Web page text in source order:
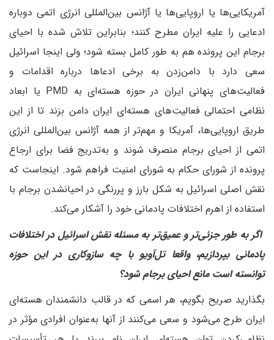
آمریکایی‌ها یا اروپایی‌ها یا آژانس بین‌المللی انرژی اتمی دوباره
ادعایی را علیه ایران مطرح کنند؛ بنابراین تلاش شده با احیای
برجام این پرونده هم به طور کامل بسته شود؛ ولی اینجا اسرائیل
سعی دارد با دامن‌زدن به برخی ادعاها درباره اقدامات و
فعالیت‌های پنهانی ایران در حوزه هسته‌ای به PMD یا ابعاد
نظامی احتمالی فعالیت‌های هسته‌ای ایران دامن بزند تا از این
طریق اروپایی‌ها، آمریکا و مهم‌تر از همه آژانس بین‌المللی انرژی
اتمی از احیای برجام منصرف شوند و به‌تدریج فضا برای ارجاع
پرونده از شورای حکام به شورای امنیت فراهم شود. اینجاست که
نقش اصلی اسرائیل به شکل بارز و پررنگی در احیانشدن برجام با
استفاده از اهرم اختلافات پادمانی خود را آشکار می‌کند.
اگر به طور جزئی‌تر و عمیق‌تر به مسئله نقش اسرائیل در اختلافات
پادمانی بپردازیم، واقعا تل‌آویو با چه سازوکاری در این حوزه
توانسته است مانع احیای برجام شود؟
بگذارید صریح بگویم، هر اسمی که در قالب دانشمندان هسته‌ای
ایران طرح می‌شود و سعی می‌کنند از آنها به‌عنوان افرادی مؤثر در